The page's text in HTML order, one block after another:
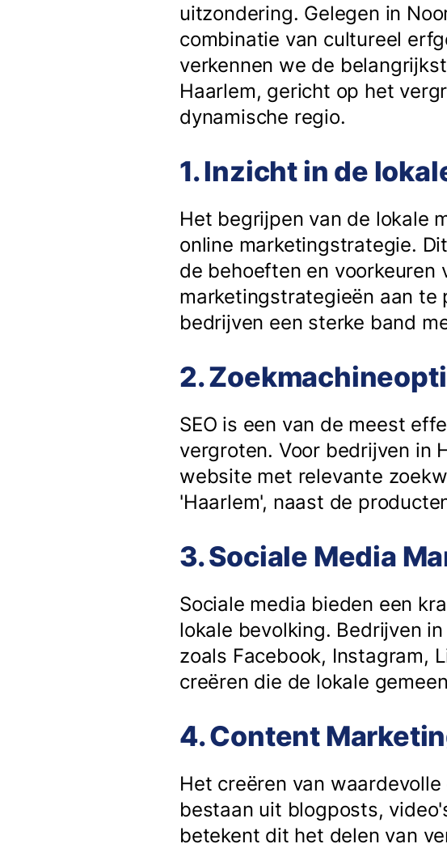
uitzondering. Gelegen in
combinatie van cultureel
verkennen we de
Haarlem, gericht op het
dynamische regio.
1. Inzicht in de
Het begrijpen van de lokale
online marketingstrategie.
de behoeften en voorkeuren
marketingstrategieën aan te
bedrijven een sterke band
2.
SEO is een van de meest
vergroten. Voor bedrijven in
website met relevante
'Haarlem', naast de
3. Sociale Media
Sociale media bieden een
lokale bevolking. Bedrijven
zoals Facebook, Instagram,
creëren die de lokale
4. Content
Het creëren van
bestaan uit blogposts,
betekent dit het delen van